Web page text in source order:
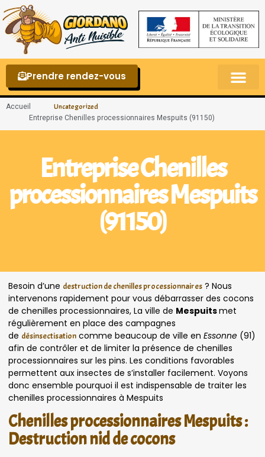
Prendre rendez-vous
Accueil Uncategorized
Entreprise Chenilles processionnaires Mespuits (91150)
Entreprise Chenilles
processionnaires Mespuits
(91150)
Besoin d’une destruction de chenilles processionnaires ? Nous
intervenons rapidement pour vous débarrasser des cocons
de chenilles processionnaires, La ville de Mespuitsmet
régulièrement en place des campagnes
de désinsectisation comme beaucoup de ville en Essonne (91)
afin de contrôler et de limiter la présence de chenilles
processionnaires sur les pins. Les conditions favorables
permettent aux insectes de s’installer facilement. Voyons
donc ensemble pourquoi il est indispensable de traiter les
chenilles processionnaires à Mespuits
Chenilles processionnaires Mespuits :
Destruction nid de cocons